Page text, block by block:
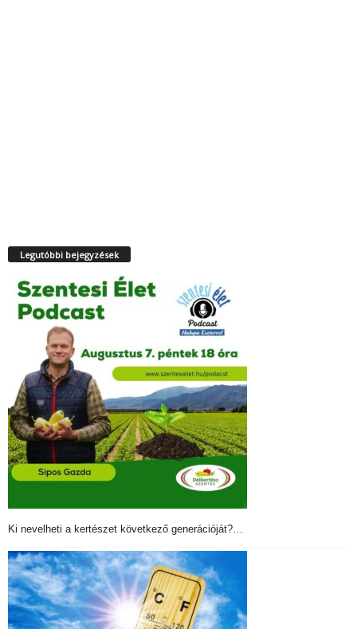
Legutóbbi bejegyzések
Ki nevelheti a kertészet következő generációját?…